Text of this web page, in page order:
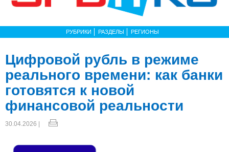
РУБРИКИ РАЗДЕЛЫ РЕГИОНЫ
Цифровой рубль в режиме
реального времени: как банки
готовятся к новой
финансовой реальности
30.04.2026 |